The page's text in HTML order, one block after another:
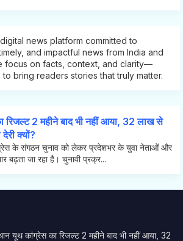
news platform committed to
and impactful news from India and
focus on facts, context, and clarity—
bring readers stories that truly matter.
रिजल्ट 2 महीने बाद भी नहीं आया, 32 लाख से
क्यों?
के संगठन चुनाव को लेकर प्रदेशभर के युवा नेताओं और
बढ़ता जा रहा है। चुनावी प्रक्र...
यूथ कांग्रेस का रिजल्ट 2 महीने बाद भी नहीं आया, 32